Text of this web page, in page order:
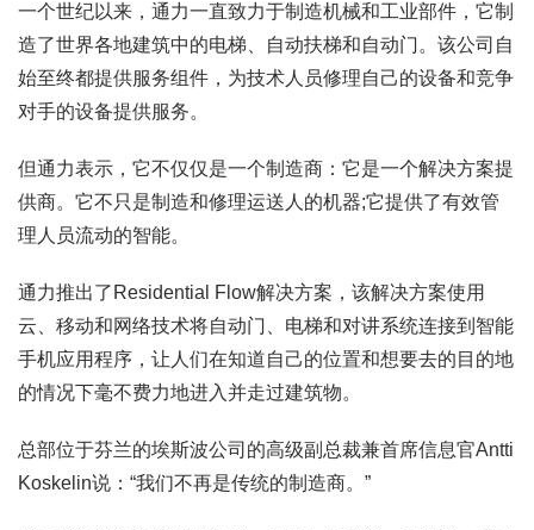
一个世纪以来，通力一直致力于制造机械和工业部件，它制
造了世界各地建筑中的电梯、自动扶梯和自动门。该公司自
始至终都提供服务组件，为技术人员修理自己的设备和竞争
对手的设备提供服务。
但通力表示，它不仅仅是一个制造商：它是一个解决方案提
供商。它不只是制造和修理运送人的机器;它提供了有效管
理人员流动的智能。
通力推出了Residential Flow解决方案，该解决方案使用
云、移动和网络技术将自动门、电梯和对讲系统连接到智能
手机应用程序，让人们在知道自己的位置和想要去的目的地
的情况下毫不费力地进入并走过建筑物。
总部位于芬兰的埃斯波公司的高级副总裁兼首席信息官Antti
Koskelin说：“我们不再是传统的制造商。”